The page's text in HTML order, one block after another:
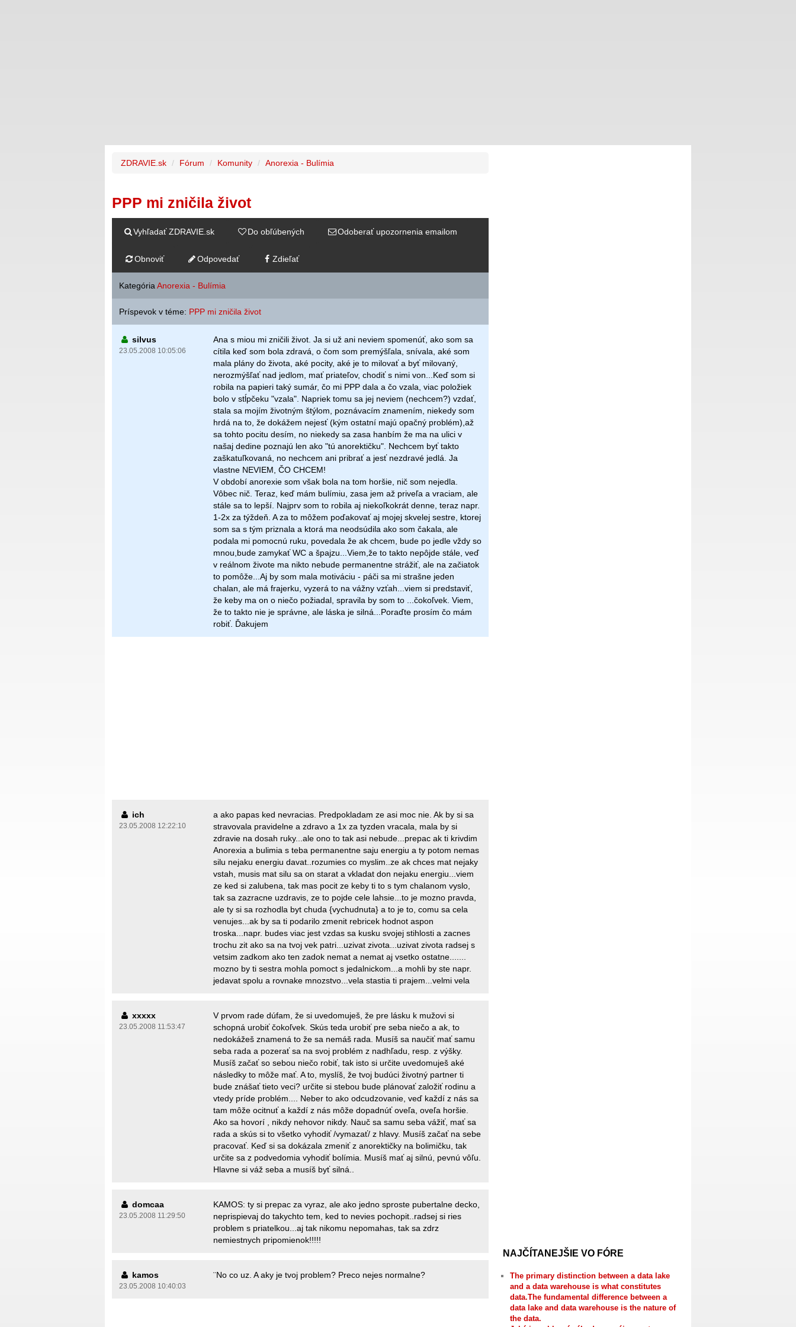
ZDRAVIE.sk Fórum Komunity Anorexia - Bulímia
PPP mi zničila život
Vyhľadať ZDRAVIE.sk Do obľúbených Odoberať upozornenia emailom
Obnoviť Odpovedať Zdieľať
Kategória Anorexia - Bulímia
Príspevok v téme: PPP mi zničila život
silvus
23.05.2008 10:05:06
Ana s miou mi zničili život. Ja si už ani neviem spomenúť, ako som sa
cítila keď som bola zdravá, o čom som premýšľala, snívala, aké som
mala plány do života, aké pocity, aké je to milovať a byť milovaný,
nerozmýšľať nad jedlom, mať priateľov, chodiť s nimi von...Keď som si
robila na papieri taký sumár, čo mi PPP dala a čo vzala, viac položiek
bolo v stĺpčeku "vzala". Napriek tomu sa jej neviem (nechcem?) vzdať,
stala sa mojím životným štýlom, poznávacím znamením, niekedy som
hrdá na to, že dokážem nejesť (kým ostatní majú opačný problém),až
sa tohto pocitu desím, no niekedy sa zasa hanbím že ma na ulici v
našaj dedine poznajú len ako "tú anorektičku". Nechcem byť takto
zaškatuľkovaná, no nechcem ani pribrať a jesť nezdravé jedlá. Ja
vlastne NEVIEM, ČO CHCEM!
V období anorexie som však bola na tom horšie, nič som nejedla.
Vôbec nič. Teraz, keď mám bulímiu, zasa jem až priveľa a vraciam, ale
stále sa to lepší. Najprv som to robila aj niekoľkokrát denne, teraz napr.
1-2x za týždeň. A za to môžem poďakovať aj mojej skvelej sestre, ktorej
som sa s tým priznala a ktorá ma neodsúdila ako som čakala, ale
podala mi pomocnú ruku, povedala že ak chcem, bude po jedle vždy so
mnou,bude zamykať WC a špajzu...Viem,že to takto nepôjde stále, veď
v reálnom živote ma nikto nebude permanentne strážiť, ale na začiatok
to pomôže...Aj by som mala motiváciu - páči sa mi strašne jeden
chalan, ale má frajerku, vyzerá to na vážny vzťah...viem si predstaviť,
že keby ma on o niečo požiadal, spravila by som to ...čokoľvek. Viem,
že to takto nie je správne, ale láska je silná...Poraďte prosím čo mám
robiť. Ďakujem
ich
23.05.2008 12:22:10
a ako papas ked nevracias. Predpokladam ze asi moc nie. Ak by si sa
stravovala pravidelne a zdravo a 1x za tyzden vracala, mala by si
zdravie na dosah ruky...ale ono to tak asi nebude...prepac ak ti krivdim
Anorexia a bulimia s teba permanentne saju energiu a ty potom nemas
silu nejaku energiu davat..rozumies co myslim..ze ak chces mat nejaky
vstah, musis mat silu sa on starat a vkladat don nejaku energiu...viem
ze ked si zalubena, tak mas pocit ze keby ti to s tym chalanom vyslo,
tak sa zazracne uzdravis, ze to pojde cele lahsie...to je mozno pravda,
ale ty si sa rozhodla byt chuda {vychudnuta} a to je to, comu sa cela
venujes...ak by sa ti podarilo zmenit rebricek hodnot aspon
troska...napr. budes viac jest vzdas sa kusku svojej stihlosti a zacnes
trochu zit ako sa na tvoj vek patri...uzivat zivota...uzivat zivota radsej s
vetsim zadkom ako ten zadok nemat a nemat aj vsetko ostatne.......
mozno by ti sestra mohla pomoct s jedalnickom...a mohli by ste napr.
jedavat spolu a rovnake mnozstvo...vela stastia ti prajem...velmi vela
xxxxx
23.05.2008 11:53:47
V prvom rade dúfam, že si uvedomuješ, že pre lásku k mužovi si
schopná urobiť čokoľvek. Skús teda urobiť pre seba niečo a ak, to
nedokážeš znamená to že sa nemáš rada. Musíš sa naučiť mať samu
seba rada a pozerať sa na svoj problém z nadhľadu, resp. z výšky.
Musíš začať so sebou niečo robiť, tak isto si určite uvedomuješ aké
následky to môže mať. A to, myslíš, že tvoj budúci životný partner ti
bude znášať tieto veci? určite si stebou bude plánovať založiť rodinu a
vtedy príde problém.... Neber to ako odcudzovanie, veď každí z nás sa
tam môže ocitnuť a každí z nás môže dopadnúť oveľa, oveľa horšie.
Ako sa hovorí , nikdy nehovor nikdy. Nauč sa samu seba vážiť, mať sa
rada a skús si to všetko vyhodiť /vymazať/ z hlavy. Musíš začať na sebe
pracovať. Keď si sa dokázala zmeniť z anorektičky na bolimičku, tak
určite sa z podvedomia vyhodiť bolímia. Musíš mať aj silnú, pevnú vôľu.
Hlavne si váž seba a musíš byť silná..
domcaa
23.05.2008 11:29:50
KAMOS: ty si prepac za vyraz, ale ako jedno sproste pubertalne decko,
neprispievaj do takychto tem, ked to nevies pochopit..radsej si ries
problem s priatelkou...aj tak nikomu nepomahas, tak sa zdrz
nemiestnych pripomienok!!!!!
kamos
23.05.2008 10:40:03
¨No co uz. A aky je tvoj problem? Preco nejes normalne?
NAJČÍTANEJŠIE VO FÓRE
The primary distinction between a data lake
and a data warehouse is what constitutes
data.The fundamental difference between a
data lake and data warehouse is the nature of
the data.